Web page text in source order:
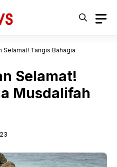
Selamat! Tangis Bahagia
Selamat!
Musdalifah